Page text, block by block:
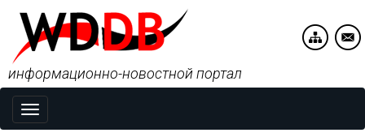
Toggle
navigation
информационно-новостной портал